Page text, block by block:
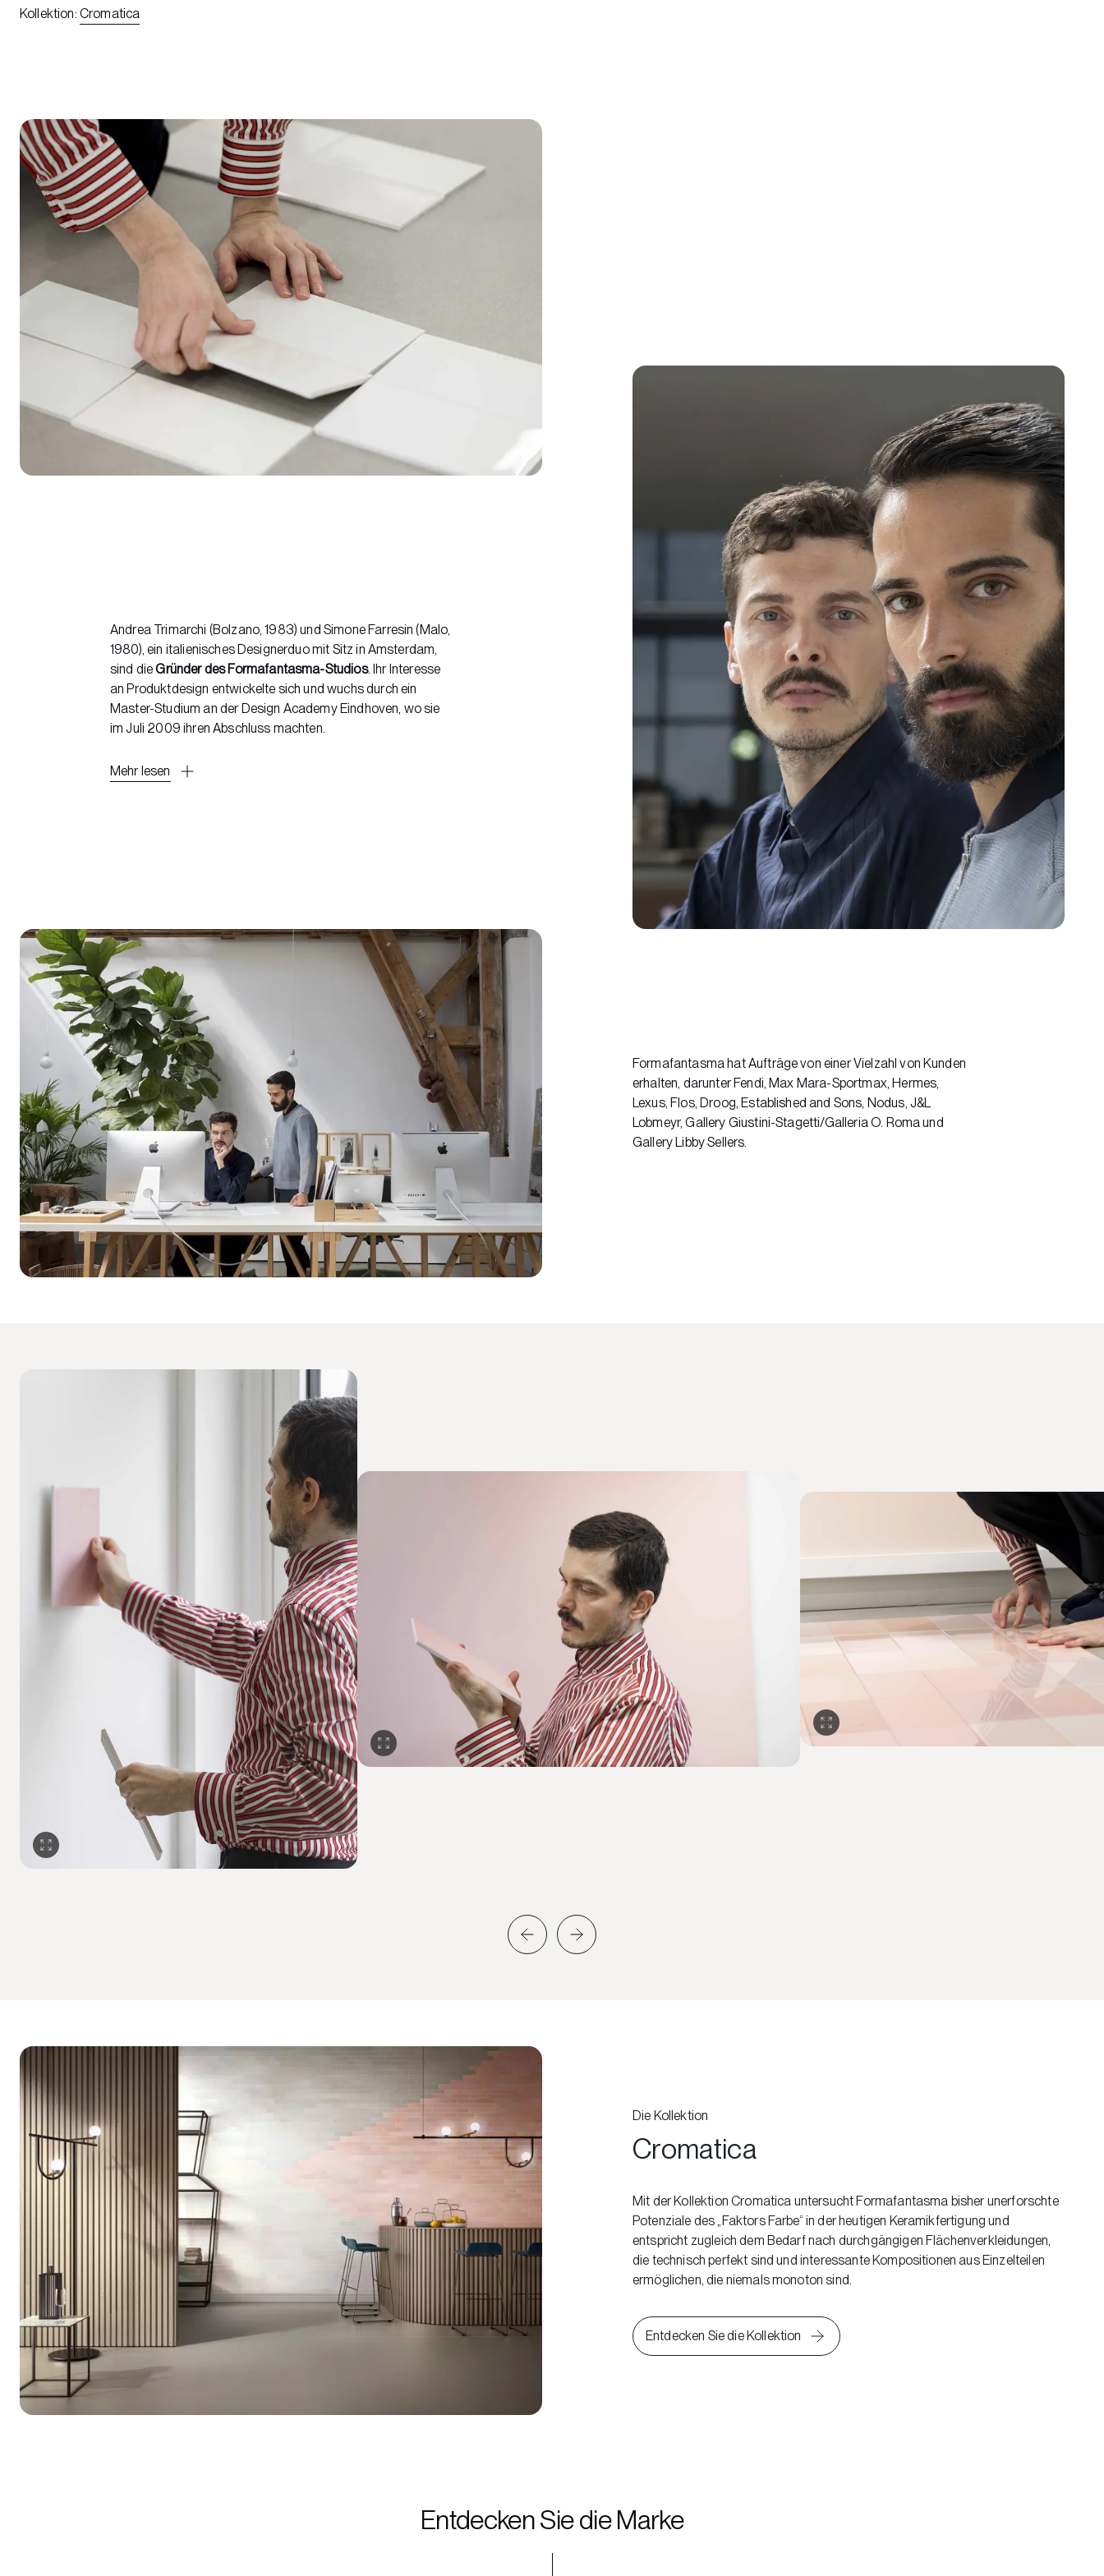
Kollektion: Cromatica
Andrea Trimarchi (Bolzano, 1983) und Simone Farresin (Malo,
1980), ein italienisches Designerduo mit Sitz in Amsterdam,
sind dieGründer des Formafantasma-Studios. Ihr Interesse
an Produktdesign entwickelte sich und wuchs durch ein
Master-Studium an der Design Academy Eindhoven, wo sie
im Juli 2009 ihren Abschluss machten.
Mehr lesen
Formafantasma hat Aufträge von einer Vielzahl von Kunden
erhalten, darunter Fendi, Max Mara-Sportmax, Hermes,
Lexus, Flos, Droog, Established and Sons, Nodus, J&L
Lobmeyr, Gallery Giustini-Stagetti/Galleria O. Roma und
Gallery Libby Sellers.
Die Kollektion
Cromatica
Mit der Kollektion Cromatica untersucht Formafantasma bisher unerforschte
Potenziale des „Faktors Farbe“ in der heutigen Keramikfertigung und
entspricht zugleich dem Bedarf nach durchgängigen Flächenverkleidungen,
die technisch perfekt sind und interessante Kompositionen aus Einzelteilen
ermöglichen, die niemals monoton sind.
Entdecken Sie die Kollektion
Entdecken Sie die Marke